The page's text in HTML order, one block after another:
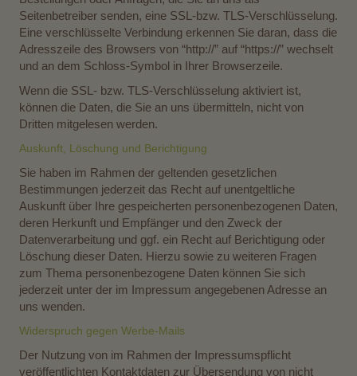
Seitenbetreiber senden, eine SSL-bzw. TLS-Verschlüsselung.
Eine verschlüsselte Verbindung erkennen Sie daran, dass die
Adresszeile des Browsers von “http://” auf “https://” wechselt
und an dem Schloss-Symbol in Ihrer Browserzeile.
Wenn die SSL- bzw. TLS-Verschlüsselung aktiviert ist,
können die Daten, die Sie an uns übermitteln, nicht von
Dritten mitgelesen werden.
Auskunft, Löschung und Berichtigung
Sie haben im Rahmen der geltenden gesetzlichen
Bestimmungen jederzeit das Recht auf unentgeltliche
Auskunft über Ihre gespeicherten personenbezogenen Daten,
deren Herkunft und Empfänger und den Zweck der
Datenverarbeitung und ggf. ein Recht auf Berichtigung oder
Löschung dieser Daten. Hierzu sowie zu weiteren Fragen
zum Thema personenbezogene Daten können Sie sich
jederzeit unter der im Impressum angegebenen Adresse an
uns wenden.
Widerspruch gegen Werbe-Mails
Der Nutzung von im Rahmen der Impressumspflicht
veröffentlichten Kontaktdaten zur Übersendung von nicht